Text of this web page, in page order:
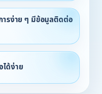
ารง่าย ๆ มีข้อมูลติดต่อ
ด้ง่าย